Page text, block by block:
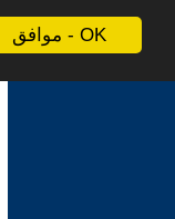
موافق - OK